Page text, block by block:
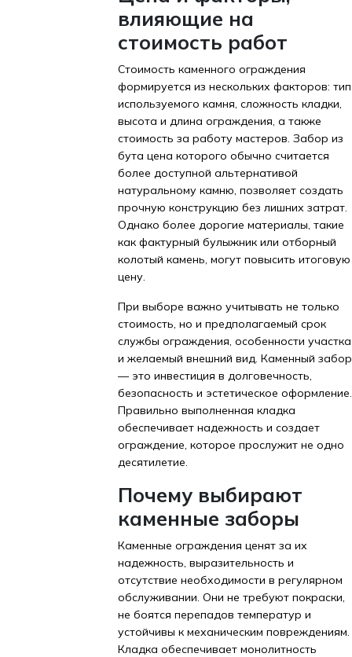
влияющие на
стоимость работ
Стоимость каменного ограждения
формируется из нескольких факторов: тип
используемого камня, сложность кладки,
высота и длина ограждения, а также
стоимость за работу мастеров. Забор из
бута цена которого обычно считается
более доступной альтернативой
натуральному камню, позволяет создать
прочную конструкцию без лишних затрат.
Однако более дорогие материалы, такие
как фактурный булыжник или отборный
колотый камень, могут повысить итоговую
цену.
При выборе важно учитывать не только
стоимость, но и предполагаемый срок
службы ограждения, особенности участка
и желаемый внешний вид. Каменный забор
— это инвестиция в долговечность,
безопасность и эстетическое оформление.
Правильно выполненная кладка
обеспечивает надежность и создает
ограждение, которое прослужит не одно
десятилетие.
Почему выбирают
каменные заборы
Каменные ограждения ценят за их
надежность, выразительность и
отсутствие необходимости в регулярном
обслуживании. Они не требуют покраски,
не боятся перепадов температур и
устойчивы к механическим повреждениям.
Кладка обеспечивает монолитность